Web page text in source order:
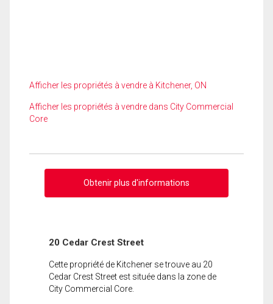
Afficher les propriétés à vendre à Kitchener, ON
Afficher les propriétés à vendre dans City Commercial
Core
Obtenir plus d'informations
20 Cedar Crest Street
Cette propriété de Kitchener se trouve au 20
Cedar Crest Street est située dans la zone de
City Commercial Core.